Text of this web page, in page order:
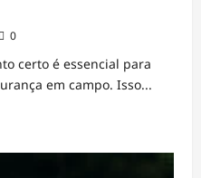
0
certo é essencial para
em campo. Isso...